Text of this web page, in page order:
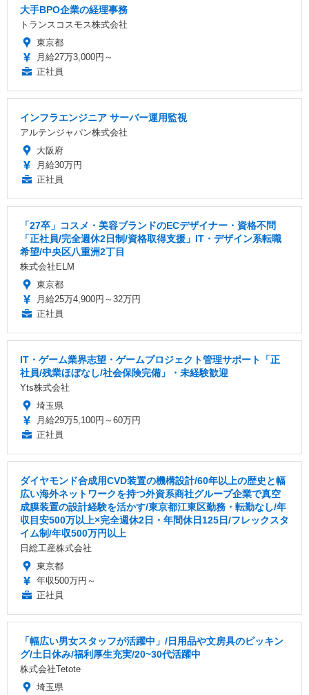
大手BPO企業の経理事務
トランスコスモス株式会社
東京都
月給27万3,000円～
正社員
インフラエンジニア サーバー運用監視
アルテンジャパン株式会社
大阪府
月給30万円
正社員
「27卒」コスメ・美容ブランドのECデザイナー・資格不問
「正社員/完全週休2日制/資格取得支援」IT・デザイン系転職
希望/中央区八重洲2丁目
株式会社ELM
東京都
月給25万4,900円～32万円
正社員
IT・ゲーム業界志望・ゲームプロジェクト管理サポート「正
社員/残業ほぼなし/社会保険完備」・未経験歓迎
Yts株式会社
埼玉県
月給29万5,100円～60万円
正社員
ダイヤモンド合成用CVD装置の機構設計/60年以上の歴史と幅
広い海外ネットワークを持つ外資系商社グループ企業で真空
成膜装置の設計経験を活かす/東京都江東区勤務・転勤なし/年
収目安500万以上×完全週休2日・年間休日125日/フレックスタ
イム制/年収500万円以上
日総工産株式会社
東京都
年収500万円～
正社員
「幅広い男女スタッフが活躍中」/日用品や文房具のピッキン
グ/土日休み/福利厚生充実/20~30代活躍中
株式会社Tetote
埼玉県